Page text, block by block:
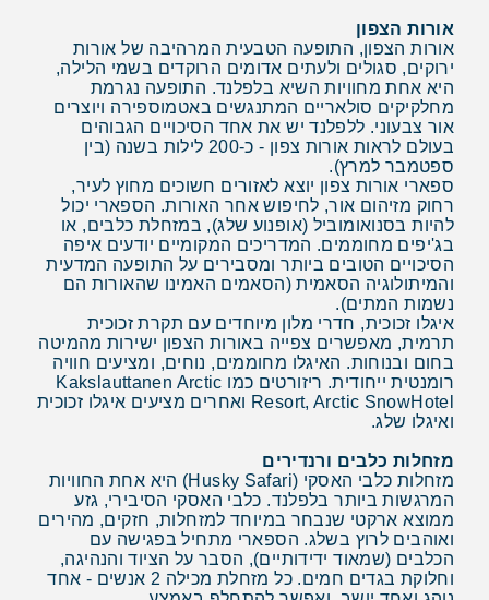
אורות הצפון
אורות הצפון, התופעה הטבעית המרהיבה של אורות
ירוקים, סגולים ולעתים אדומים הרוקדים בשמי הלילה,
היא אחת מחוויות השיא בלפלנד. התופעה נגרמת
מחלקיקים סולאריים המתנגשים באטמוספירה ויוצרים
אור צבעוני. ללפלנד יש את אחד הסיכויים הגבוהים
בעולם לראות אורות צפון - כ-200 לילות בשנה (בין
ספטמבר למרץ).
ספארי אורות צפון יוצא לאזורים חשוכים מחוץ לעיר,
רחוק מזיהום אור, לחיפוש אחר האורות. הספארי יכול
להיות בסנואומוביל (אופנוע שלג), במזחלת כלבים, או
בג'יפים מחוממים. המדריכים המקומיים יודעים איפה
הסיכויים הטובים ביותר ומסבירים על התופעה המדעית
והמיתולוגיה הסאמית (הסאמים האמינו שהאורות הם
נשמות המתים).
איגלו זכוכית, חדרי מלון מיוחדים עם תקרת זכוכית
תרמית, מאפשרים צפייה באורות הצפון ישירות מהמיטה
בחום ובנוחות. האיגלו מחוממים, נוחים, ומציעים חוויה
רומנטית ייחודית. ריזורטים כמו Kakslauttanen Arctic
Resort, Arctic SnowHotel ואחרים מציעים איגלו זכוכית
ואיגלו שלג.
מזחלות כלבים ורנדירים
מזחלות כלבי האסקי (Husky Safari) היא אחת החוויות
המרגשות ביותר בלפלנד. כלבי האסקי הסיבירי, גזע
ממוצא ארקטי שנבחר במיוחד למזחלות, חזקים, מהירים
ואוהבים לרוץ בשלג. הספארי מתחיל בפגישה עם
הכלבים (שמאוד ידידותיים), הסבר על הציוד והנהיגה,
וחלוקת בגדים חמים. כל מזחלת מכילה 2 אנשים - אחד